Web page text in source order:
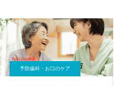
予防歯科・お口のケア